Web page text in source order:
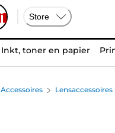
Store
Inkt, toner en papier
Accessoires Lensaccessoires